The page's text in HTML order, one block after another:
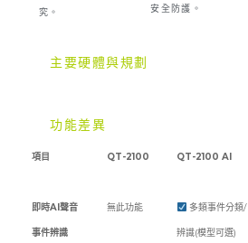
究。
安全防護。
主要硬體與規劃
功能差異
項目 QT-2100 QT-2100 AI
即時AI聲音
事件辨識
無此功能 多類事件分類/
辨識(模型可選)